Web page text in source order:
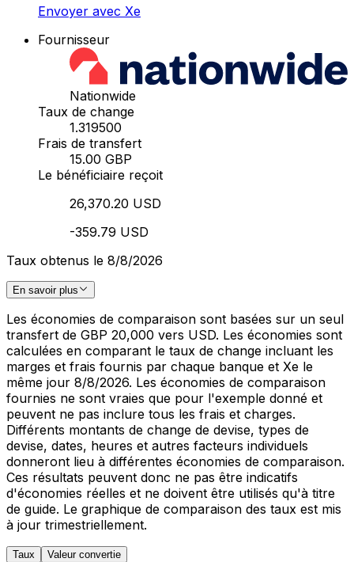
Envoyer avec Xe
Fournisseur
Nationwide
Taux de change
1.319500
Frais de transfert
15.00 GBP
Le bénéficiaire reçoit
26,370.20 USD
-359.79 USD
Taux obtenus le 8/8/2026
En savoir plus
Les économies de comparaison sont basées sur un seul
transfert de GBP 20,000 vers USD. Les économies sont
calculées en comparant le taux de change incluant les
marges et frais fournis par chaque banque et Xe le
même jour 8/8/2026. Les économies de comparaison
fournies ne sont vraies que pour l'exemple donné et
peuvent ne pas inclure tous les frais et charges.
Différents montants de change de devise, types de
devise, dates, heures et autres facteurs individuels
donneront lieu à différentes économies de comparaison.
Ces résultats peuvent donc ne pas être indicatifs
d'économies réelles et ne doivent être utilisés qu'à titre
de guide. Le graphique de comparaison des taux est mis
à jour trimestriellement.
Taux Valeur convertie